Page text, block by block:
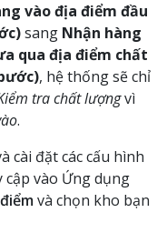
vào địa điểm đầu
sang Nhận hàng
qua địa điểm chất
, hệ thống sẽ chỉ
tra chất lượngvì
.
cài đặt các cấu hình
cập vào Ứng dụng
và chọn kho bạn